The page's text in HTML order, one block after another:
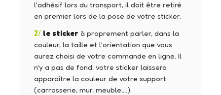
l'adhésif lors du transport, il doit être retiré
en premier lors de la pose de votre sticker.
2/ le sticker à proprement parler, dans la
couleur, la taille et l'orientation que vous
aurez choisi de votre commande en ligne. Il
n'y a pas de fond, votre sticker laissera
apparaître la couleur de votre support
(carrosserie, mur, meuble,…).